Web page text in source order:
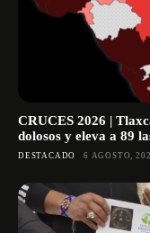
CRUCES 2026 |
dolosos y eleva a 89
DESTACADO 6 AGOSTO,